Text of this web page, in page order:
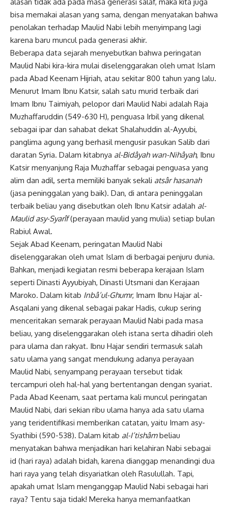
alasan tidak ada pada masa generasi salaf, maka kita juga
bisa memakai alasan yang sama, dengan menyatakan bahwa
penolakan terhadap Maulid Nabi lebih menyimpang lagi
karena baru muncul pada generasi akhir.
Beberapa data sejarah menyebutkan bahwa peringatan
Maulid Nabi kira-kira mulai diselenggarakan oleh umat Islam
pada Abad Keenam Hijriah, atau sekitar 800 tahun yang lalu.
Menurut Imam Ibnu Katsir, salah satu murid terbaik dari
Imam Ibnu Taimiyah, pelopor dari Maulid Nabi adalah Raja
Muzhaffaruddin (549-630 H), penguasa Irbil yang dikenal
sebagai ipar dan sahabat dekat Shalahuddin al-Ayyubi,
panglima agung yang berhasil mengusir pasukan Salib dari
daratan Syria. Dalam kitabnya al-Bidâyah wan-Nihâyah, Ibnu
Katsir menyanjung Raja Muzhaffar sebagai penguasa yang
alim dan adil, serta memiliki banyak sekali atsâr hasanah
(jasa peninggalan yang baik). Dan, di antara peninggalan
terbaik beliau yang disebutkan oleh Ibnu Katsir adalah al-
Maulid asy-Syarîf(perayaan maulid yang mulia) setiap bulan
Rabiul Awal.
Sejak Abad Keenam, peringatan Maulid Nabi
diselenggarakan oleh umat Islam di berbagai penjuru dunia.
Bahkan, menjadi kegiatan resmi beberapa kerajaan Islam
seperti Dinasti Ayyubiyah, Dinasti Utsmani dan Kerajaan
Maroko. Dalam kitab Inbâ’ul-Ghumr, Imam Ibnu Hajar al-
Asqalani yang dikenal sebagai pakar Hadis, cukup sering
menceritakan semarak perayaan Maulid Nabi pada masa
beliau, yang diselenggarakan oleh istana serta dihadiri oleh
para ulama dan rakyat. Ibnu Hajar sendiri termasuk salah
satu ulama yang sangat mendukung adanya perayaan
Maulid Nabi, senyampang perayaan tersebut tidak
tercampuri oleh hal-hal yang bertentangan dengan syariat.
Pada Abad Keenam, saat pertama kali muncul peringatan
Maulid Nabi, dari sekian ribu ulama hanya ada satu ulama
yang teridentifikasi memberikan catatan, yaitu Imam asy-
Syathibi (590-538). Dalam kitab al-I’tishâmbeliau
menyatakan bahwa menjadikan hari kelahiran Nabi sebagai
id (hari raya) adalah bidah, karena dianggap menandingi dua
hari raya yang telah disyariatkan oleh Rasulullah. Tapi,
apakah umat Islam menganggap Maulid Nabi sebagai hari
raya? Tentu saja tidak! Mereka hanya memanfaatkan